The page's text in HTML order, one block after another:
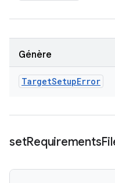
Génère
TargetSetupError
setRequirements